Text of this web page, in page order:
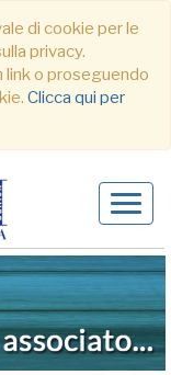
di cookie per le
privacy.
link o proseguendo
Clicca qui per